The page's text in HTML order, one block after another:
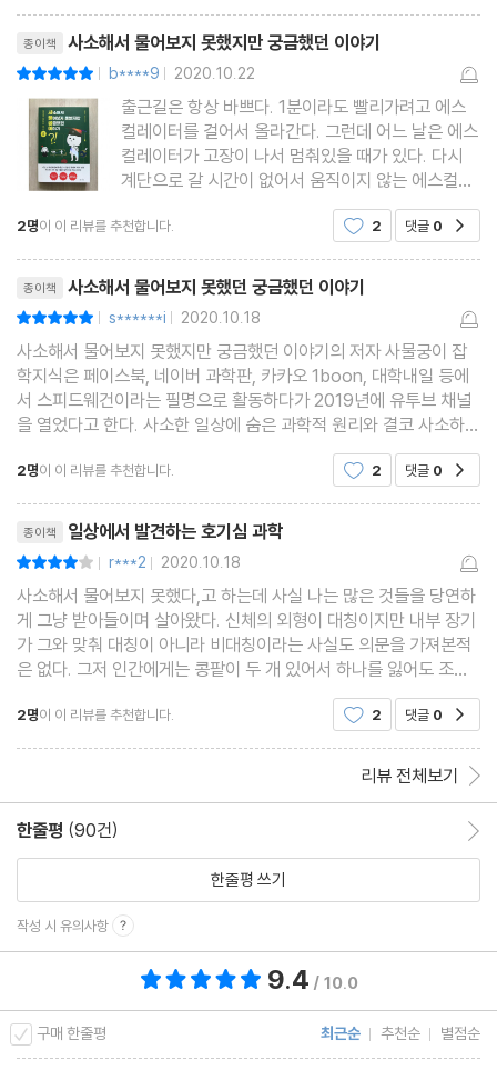
34 에스컬레이터 중간에 매달린 삼각판의 정체는?
35 상품권 판매업체는 어떻게 돈을 벌까?
36 상품권 번호를 무작위로 찍어서 맞출 수 있을까?
37 중요한 장면에서 어떻게 시청률이 높아질까?
38 볼링 선수들은 왜 공에 스핀을 줄까?
39 대리운전 기사는 목적지에 도착한 후 어떻게 되돌아갈까?
40 철로에 자갈을 깔아 놓은 이유는?
참고문헌
력하
종이책 사소해서 물어보지 못했지만 궁금했던 이야기
| b****9 | 2020.10.22
출근길은 항상 바쁘다. 1분이라도 빨리가려고 에스
컬레이터를 걸어서 올라간다. 그런데 어느 날은 에스
컬레이터가 고장이 나서 멈춰있을 때가 있다. 다시
계단으로 갈 시간이 없어서 움직이지 않는 에스컬레
이터를 걸어서 올라간다. 그런데 왜 멈춰있는 에스컬
레이터를 걸어가면 에스컬레이터가 움직이는 것처럼
서 손을 씻게 된다. 거
2명이 이 리뷰를 추천합니다. 2 댓글 0
종이책 사소해서 물어보지 못했던 궁금했던 이야기
| s******i | 2020.10.18
사소해서 물어보지 못했지만 궁금했던 이야기의 저자 사물궁이 잡
학지식은 페이스북, 네이버 과학판, 카카오 1boon, 대학내일 등에
서 스피드웨건이라는 필명으로 활동하다가 2019년에 유투브 채널
을 열었다고 한다. 사소한 일상에 숨은 과학적 원리와 결코 사소하지
않은 이유를 애니메이션 영상으로 담아 1년 만에 100만구독자를 돌
파했고 오랫동안 다양한 궁금증을 해결하며 세상에 중
2명이 이 리뷰를 추천합니다. 2 댓글 0
종이책 일상에서 발견하는 호기심 과학
| r***2 | 2020.10.18
사소해서 물어보지 못했다,고 하는데 사실 나는 많은 것들을 당연하
게 그냥 받아들이며 살아왔다. 신체의 외형이 대칭이지만 내부 장기
가 그와 맞춰 대칭이 아니라 비대칭이라는 사실도 의문을 가져본적
은 없다. 그저 인간에게는 콩팥이 두 개 있어서 하나를 잃어도 조심
하면 건강하게 지낼 수 있으며 하나밖에 없는 장기들도 조금씩 잘라
낸다해도 그 본연의 기능을 해낼 수 있다는 것이
2명이 이 리뷰를 추천합니다. 2 댓글 0
리뷰 전체보기
한줄평 (90건)
한줄평 쓰기
작성 시 유의사항
9.4 / 10.0
구매 한줄평 최근순 추천순 별점순